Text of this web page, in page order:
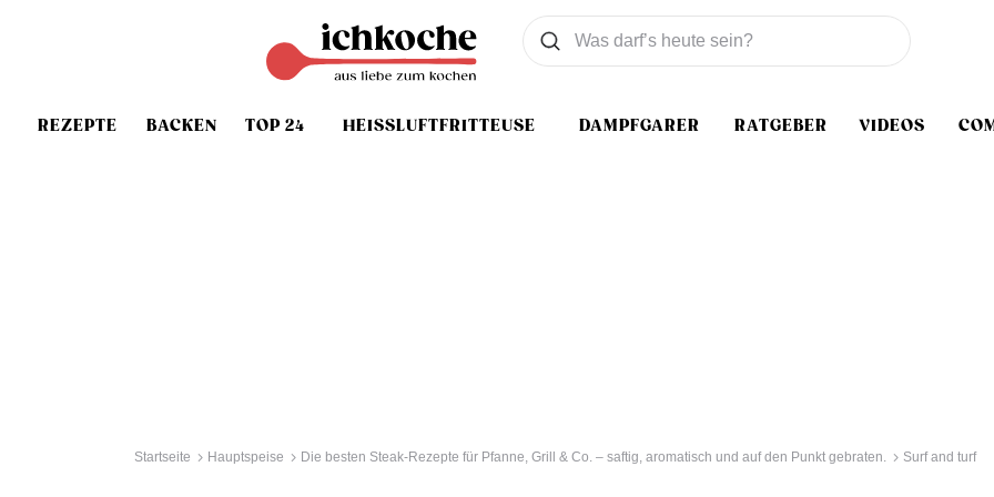
REZEPTE BACKEN TOP 24 HEISSLUFTFRITTEUSE DAMPFGARER RATGEBER VIDEOS
Was wollen Sie suchen
Suchen
Startseite Hauptspeise Die besten Steak-Rezepte für Pfanne, Grill & Co. – saftig, aromatisch und auf den Punkt gebraten. Surf and turf